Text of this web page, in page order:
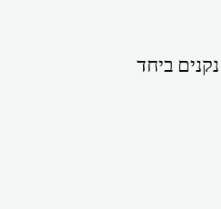
ביחד